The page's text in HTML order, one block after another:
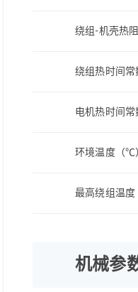
绕组-机壳热
绕组热时间常
电机热时间常
环境温度（℃
最高绕组温度
机械参